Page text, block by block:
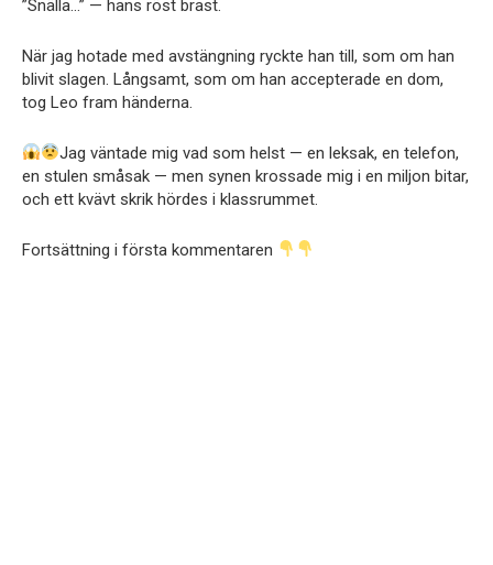
”Snälla…” — hans röst brast.
När jag hotade med avstängning ryckte han till, som om han
blivit slagen. Långsamt, som om han accepterade en dom,
tog Leo fram händerna.
Jag väntade mig vad som helst — en leksak, en telefon,
en stulen småsak — men synen krossade mig i en miljon bitar,
och ett kvävt skrik hördes i klassrummet.
Fortsättning i första kommentaren